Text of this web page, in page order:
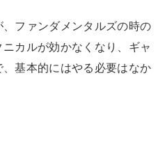
ファンダメンタルズの時の
カルが効かなくなり、ギャ
基本的にはやる必要はなか